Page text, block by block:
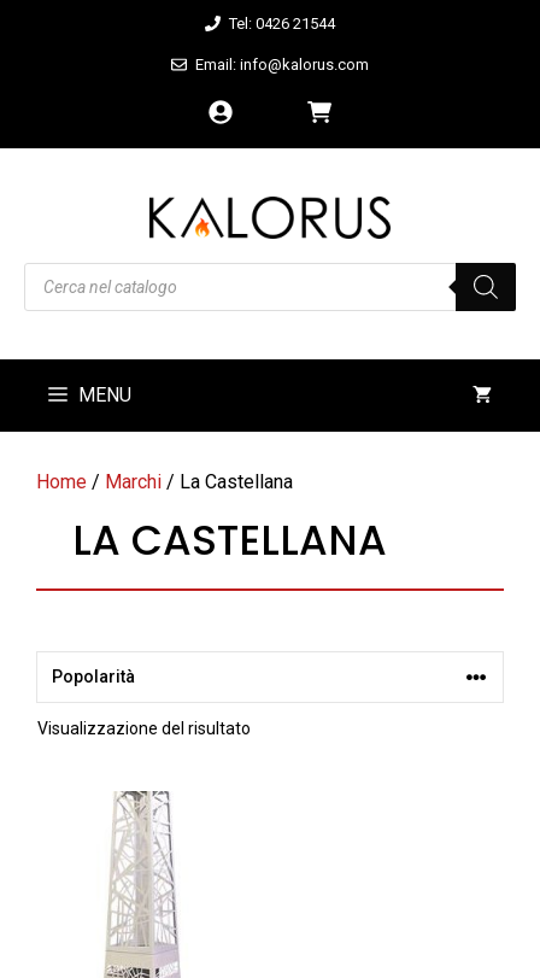
Tel: 0426 21544
Email: info@kalorus.com
Products
search
MENU
Home / Marchi / La Castellana
LA CASTELLANA
Visualizzazione del risultato